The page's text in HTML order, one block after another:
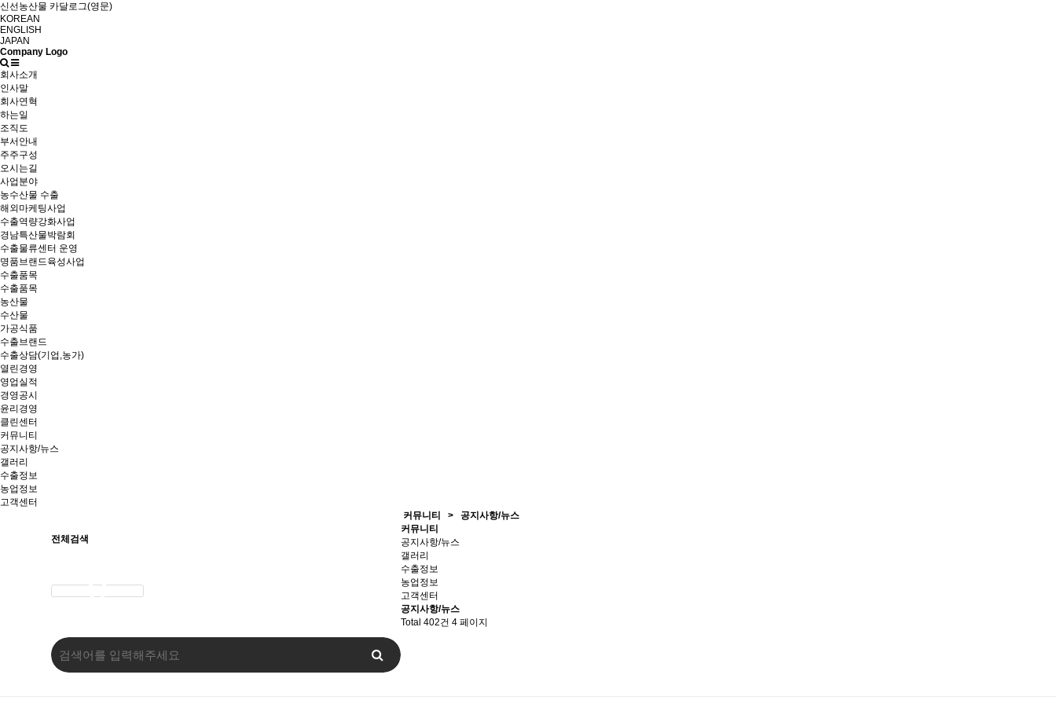
신선농산물 카달로그(영문)
KOREAN
ENGLISH
JAPAN
Company Logo
회사소개
인사말
회사연혁
하는일
조직도
부서안내
주주구성
오시는길
사업분야
농수산물 수출
해외마케팅사업
수출역량강화사업
경남특산물박람회
수출물류센터 운영
명품브랜드육성사업
수출품목
수출품목
농산물
수산물
가공식품
수출브랜드
수출상담(기업,농가)
열린경영
영업실적
경영공시
윤리경영
클린센터
커뮤니티
공지사항/뉴스
갤러리
수출정보
농업정보
고객센터
전체검색
커뮤니티 > 공지사항/뉴스
커뮤니티
공지사항/뉴스
갤러리
수출정보
농업정보
고객센터
공지사항/뉴스
Total 402건 4 페이지